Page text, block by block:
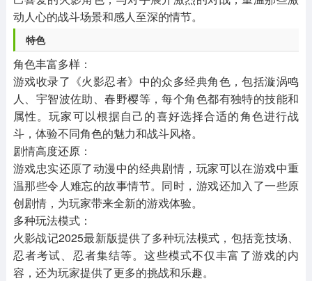
动人心的战斗场景和感人至深的情节。
‌特色‌
‌角色丰富多样‌：
游戏收录了《火影忍者》中的众多经典角色，包括漩涡鸣
人、宇智波佐助、春野樱等，每个角色都有独特的技能和
属性。玩家可以根据自己的喜好选择合适的角色进行战
斗，体验不同角色的魅力和战斗风格。
‌剧情高度还原‌：
游戏忠实还原了动漫中的经典剧情，玩家可以在游戏中重
温那些令人难忘的故事情节。同时，游戏还加入了一些原
创剧情，为玩家带来全新的游戏体验。
‌多种玩法模式‌：
火影战记2025最新版提供了多种玩法模式，包括竞技场、
忍者考试、忍者集结等。这些模式不仅丰富了游戏的内
容，还为玩家提供了更多的挑战和乐趣。